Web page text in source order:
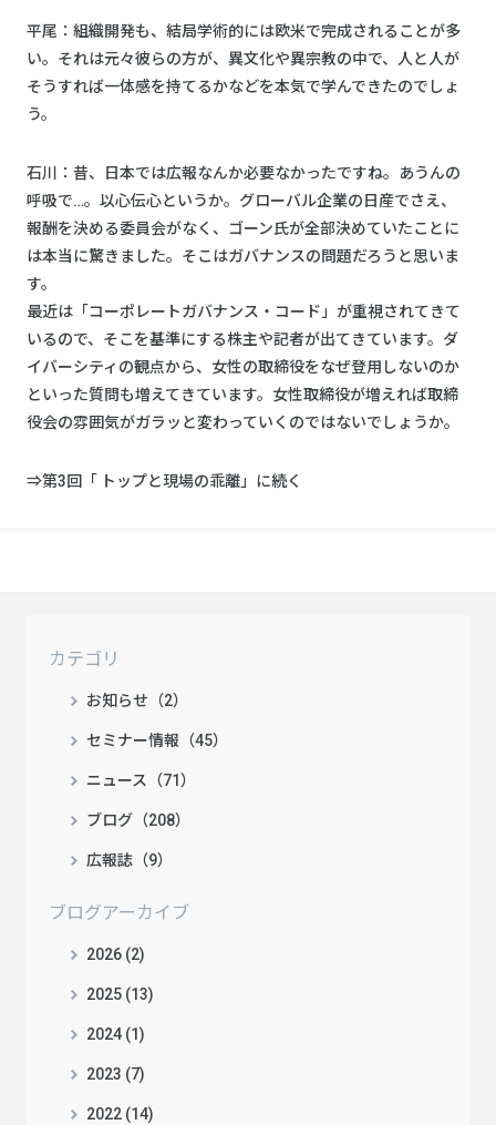
平尾：組織開発も、結局学術的には欧米で完成されることが多
い。それは元々彼らの方が、異文化や異宗教の中で、人と人が
そうすれば一体感を持てるかなどを本気で学んできたのでしょ
う。
石川：昔、日本では広報なんか必要なかったですね。あうんの
呼吸で…。以心伝心というか。グローバル企業の日産でさえ、
報酬を決める委員会がなく、ゴーン氏が全部決めていたことに
は本当に驚きました。そこはガバナンスの問題だろうと思いま
す。
最近は「コーポレートガバナンス・コード」が重視されてきて
いるので、そこを基準にする株主や記者が出てきています。ダ
イバーシティの観点から、女性の取締役をなぜ登用しないのか
といった質問も増えてきています。女性取締役が増えれば取締
役会の雰囲気がガラッと変わっていくのではないでしょうか。
⇒第3回「 トップと現場の乖離」に続く
カテゴリ
お知らせ（2）
セミナー情報（45）
ニュース（71）
ブログ（208）
広報誌（9）
ブログアーカイブ
2026 (2)
2025 (13)
2024 (1)
2023 (7)
2022 (14)